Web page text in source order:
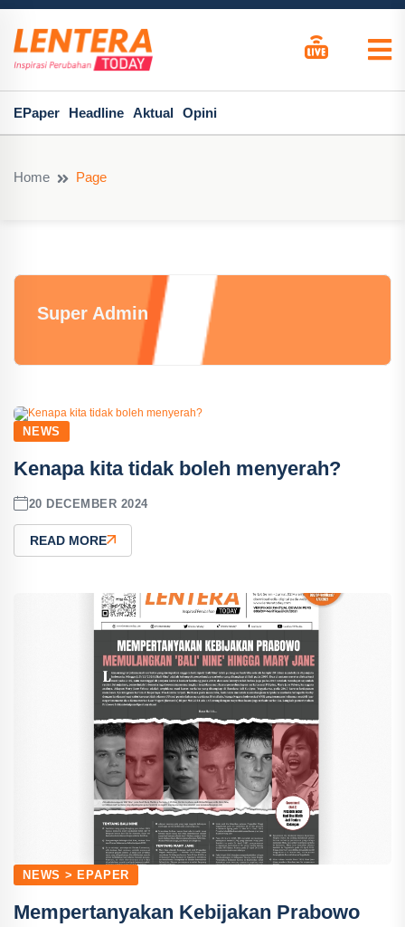
EPaper Headline Aktual Opini
Home Page
Super Admin
NEWS
Kenapa kita tidak boleh menyerah?
20 DECEMBER 2024
READ MORE
NEWS > EPAPER
Mempertanyakan Kebijakan Prabowo